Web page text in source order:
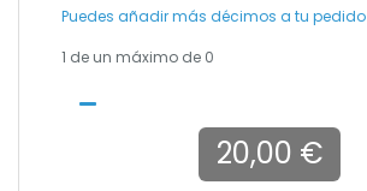
Puedes añadir más décimos a tu pedido
1 de un máximo de 0
20,00 €